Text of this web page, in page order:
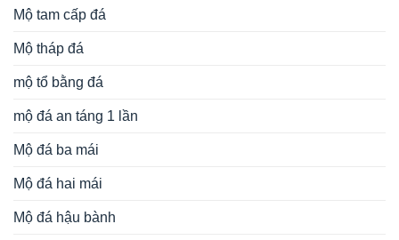
Mộ tam cấp đá
Mộ tháp đá
mộ tổ bằng đá
mộ đá an táng 1 lần
Mộ đá ba mái
Mộ đá hai mái
Mộ đá hậu bành